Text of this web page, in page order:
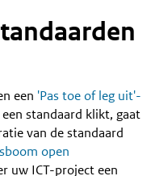
een 'Pas toe of leg uit'-
standaard klikt, gaat
van de standaard
open
uw ICT-project een